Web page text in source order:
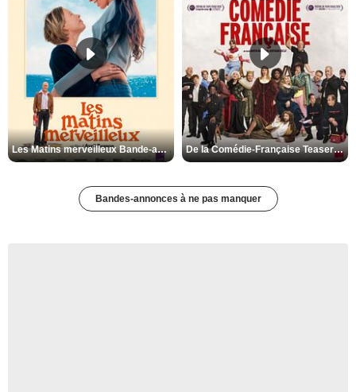
Les Matins merveilleux Bande-annonce VF De la Comédie-Française Teaser VF
Bandes-annonces à ne pas manquer